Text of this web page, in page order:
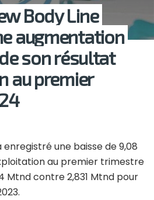
Body Line
augmentation
son résultat
au premier
enregistré une baisse de 9,08
au premier trimestre
Mtnd contre 2,831 Mtnd pour